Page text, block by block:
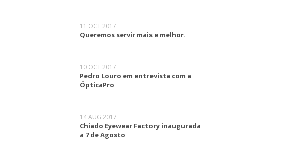
11 OCT 2017
Queremos servir mais e melhor.
10 OCT 2017
Pedro Louro em entrevista com a
ÓpticaPro
14 AUG 2017
Chiado Eyewear Factory inaugurada
a 7 de Agosto